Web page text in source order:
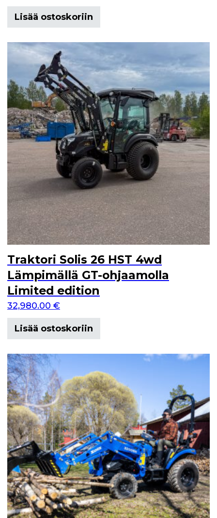
Lisää ostoskoriin
Traktori Solis 26 HST 4wd
Lämpimällä GT-ohjaamolla
Limited edition
32,980.00 €
Lisää ostoskoriin